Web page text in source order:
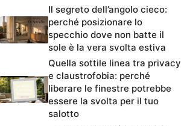
Il segreto dell’angolo cieco:
perché posizionare lo
specchio dove non batte il
sole è la vera svolta estiva
Quella sottile linea tra privacy
e claustrofobia: perché
liberare le finestre potrebbe
essere la svolta per il tuo
salotto